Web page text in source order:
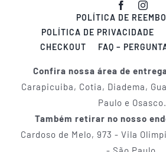
POLÍTICA DE
POLÍTICA DE PRIVACIDADE
CHECKOUT
FAQ –
Confira nossa área de
Carapicuiba, Cotia, Diadema,
Paulo e Osasco.
Também retirar no nosso
Cardoso de Melo, 973 - Vila